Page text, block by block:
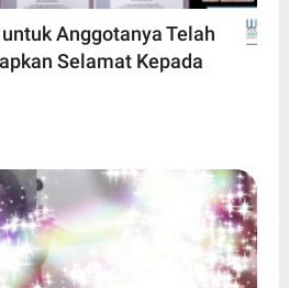
Anggotanya Telah
Selamat Kepada